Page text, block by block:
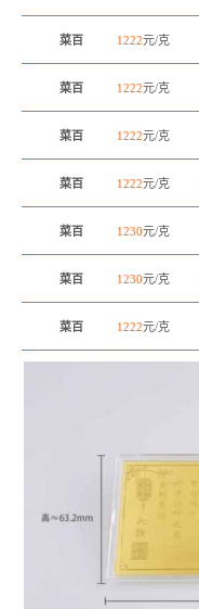
菜百 1222元/克
菜百 1222元/克
菜百 1222元/克
菜百 1222元/克
菜百 1230元/克
菜百 1230元/克
菜百 1222元/克